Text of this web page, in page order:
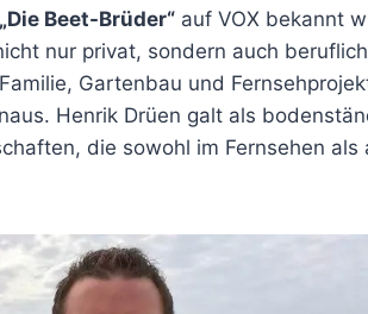
„Die Beet-Brüder“ auf VOX bekannt
nur privat, sondern auch
Gartenbau und
Henrik Drüen galt als
die sowohl im Fernsehen als